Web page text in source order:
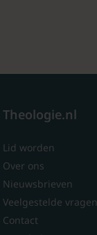
Theologie.nl
Lid worden
Over ons
Nieuwsbrieven
Veelgestelde vragen
Contact